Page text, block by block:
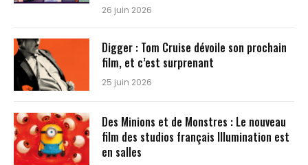
26 juin 2026
Digger : Tom Cruise dévoile son prochain
film, et c’est surprenant
25 juin 2026
Des Minions et de Monstres : Le nouveau
film des studios français Illumination est
en salles